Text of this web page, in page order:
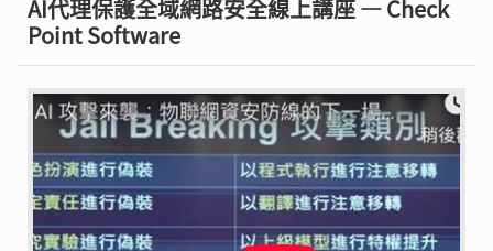
AI代理保護全域網路安全線上講座 — Check
Point Software